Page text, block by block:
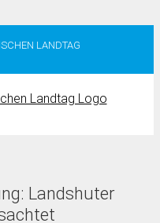
LANDTAG
Landshuter